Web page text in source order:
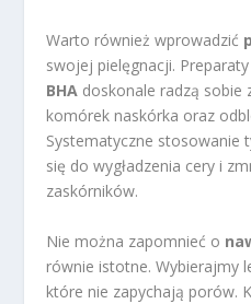
Warto również wprowadzić
swojej pielęgnacji.
BHA doskonale radzą sobie
komórek naskórka oraz
Systematyczne stosowanie
się do wygładzenia cery i
zaskórników.
Nie można zapomnieć o
równie istotne. Wybierajmy
które nie zapychają porów.